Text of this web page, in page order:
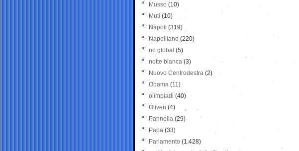
Musso (10)
Muti (10)
Napoli (319)
Napolitano (220)
no global (5)
notte bianca (3)
Nuovo Centrodestra (2)
Obama (11)
olimpiadi (40)
Oliveri (4)
Pannella (29)
Papa (33)
Parlamento (1.428)